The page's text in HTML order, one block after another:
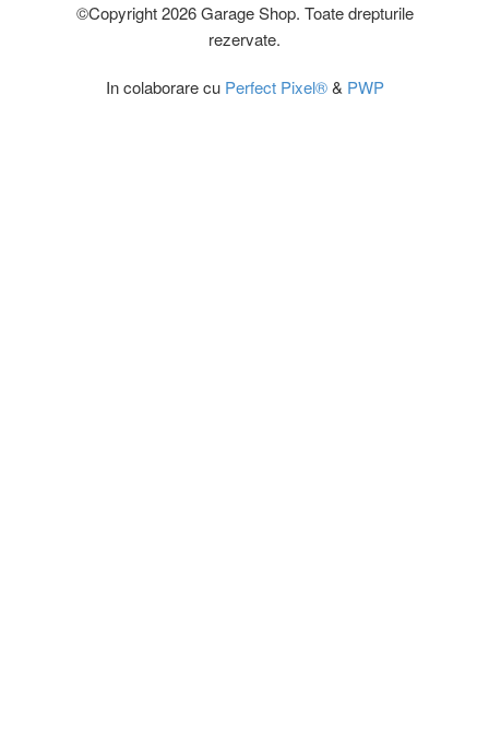
©Copyright 2026 Garage Shop. Toate drepturile
rezervate.
In colaborare cu Perfect Pixel®& PWP